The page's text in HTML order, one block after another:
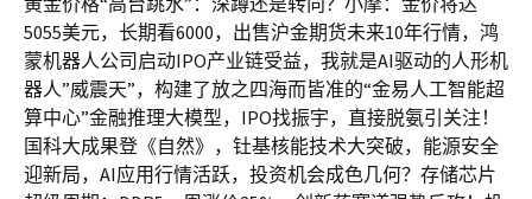
5055美元，长期看6000，出售沪金期货未来10年行情，鸿
蒙机器人公司启动IPO产业链受益，我就是AI驱动的人形机
器人”威震天”，构建了放之四海而皆准的“金易人工智能超
算中心”金融推理大模型，IPO找振宇，直接脱氨引关注！
国科大成果登《自然》，钍基核能技术大突破，能源安全
迎新局，AI应用行情活跃，投资机会成色几何？存储芯片